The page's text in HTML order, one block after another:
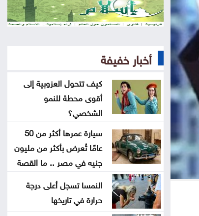
بلال احمد المحاسنه مبارك المسمى
الجديد
الأشغال تبدأ السبت أعمال صيانة
طريق معان – البادية
تخفيض عدد أعضاء مجلس التعليم
العالي ومجالس الأمناء
توافق مبدئي على آلية تعيين المدير
التنفيذي للبلديات
اليرموك تطلق اسم اليوبيل الذهبي
على خريجي الفوج 47 من طلبتها
أخبار خفيفة
كيف تتحول العزوبية إلى
أقوى محطة للنمو
الشخصي؟
سيارة عمرها أكثر من 50
عامًا تُعرض بأكثر من مليون
جنيه في مصر .. ما القصة
النمسا تسجل أعلى درجة
حرارة في تاريخها